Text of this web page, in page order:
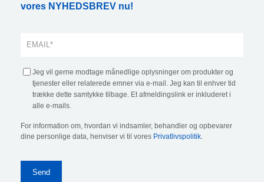
vores NYHEDSBREV nu!
Jeg vil gerne modtage månedlige oplysninger om produkter og
tjenester eller relaterede emner via e-mail. Jeg kan til enhver tid
trække dette samtykke tilbage. Et afmeldingslink er inkluderet i
alle e-mails.
For information om, hvordan vi indsamler, behandler og opbevarer
dine personlige data, henviser vi til vores Privatlivspolitik.